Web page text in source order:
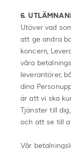
6.
Utöver vad
att ge andra
koncern,
våra
leverantörer,
dina
är att vi ska
Tjänster till
och att se till
Vår